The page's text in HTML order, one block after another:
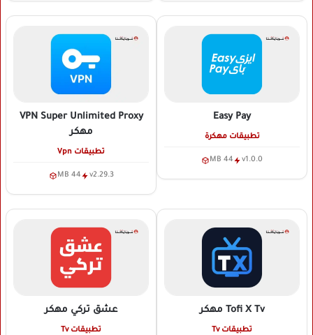
Easy Pay
تطبيقات مهكرة
v1.0.0
44 MB
VPN Super Unlimited Proxy
مهكر
تطبيقات Vpn
v2.29.3
44 MB
Tofi X Tv مهكر
تطبيقات Tv
عشق تركي مهكر
تطبيقات Tv